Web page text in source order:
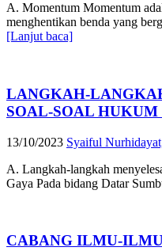
A. Momentum Momentum
menghentikan benda yang
[Lanjut baca]
LANGKAH-
SOAL-SOAL HUKUM
13/10/2023 Syaiful
A. Langkah-langkah
Gaya Pada bidang Datar
CABANG ILMU-